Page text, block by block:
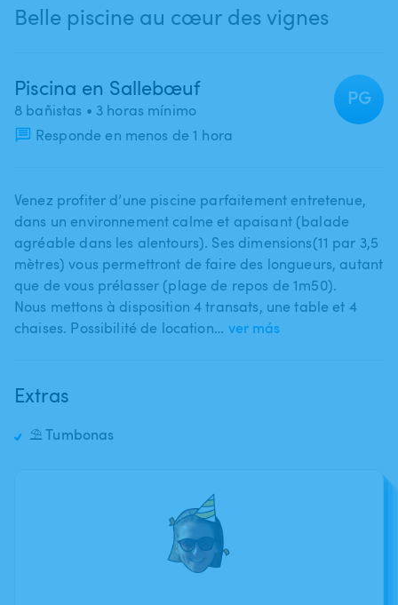
Belle piscine au cœur des vignes
Piscina en Sallebœuf
8 bañistas • 3 horas mínimo
Responde en menos de 1 hora
PG
Venez profiter d’une piscine parfaitement entretenue​,​
dans un environnement calme et apaisant (balade
agréable dans les alentours). Ses dimensions(11 par 3​,​5
mètres) vous permettront de faire des longueurs​,​ autant
que de vous prélasser (plage de repos de 1m50).
Nous mettons à disposition 4 transats​,​ une table et 4
chaises. Possibilité de location… ver más
Extras
⛱️ Tumbonas